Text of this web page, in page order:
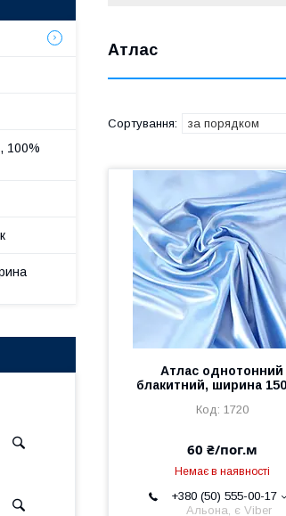
Атлас
Атлас однотонний
блакитний, ширина
1720
60 ₴/пог.м
Немає в наявності
+380 (50) 555-00-17
Альона, є Viber
100%